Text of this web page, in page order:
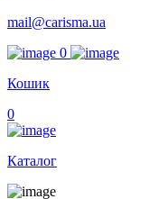
mail@carisma.ua
0
Кошик
0
Каталог